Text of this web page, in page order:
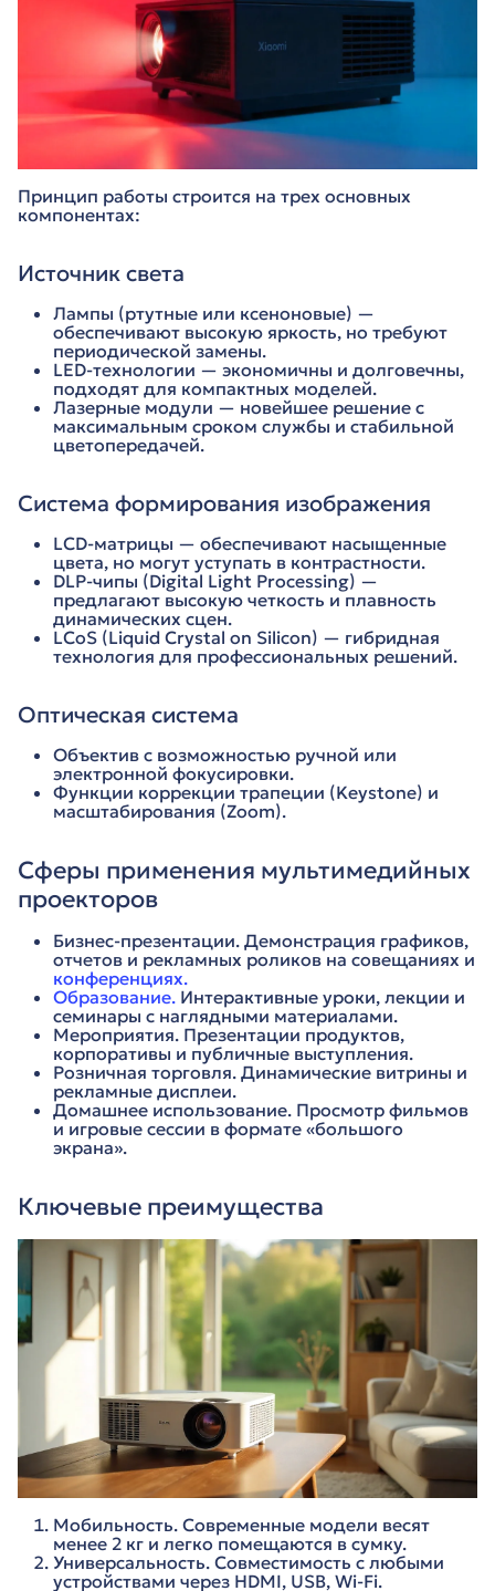
Принцип работы строится на трех основных
компонентах:
Источник света
Лампы (ртутные или ксеноновые) —
обеспечивают высокую яркость, но требуют
периодической замены.
LED-технологии — экономичны и долговечны,
подходят для компактных моделей.
Лазерные модули — новейшее решение с
максимальным сроком службы и стабильной
цветопередачей.
Система формирования изображения
LCD-матрицы — обеспечивают насыщенные
цвета, но могут уступать в контрастности.
DLP-чипы (Digital Light Processing) —
предлагают высокую четкость и плавность
динамических сцен.
LCoS (Liquid Crystal on Silicon) — гибридная
технология для профессиональных решений.
Оптическая система
Объектив с возможностью ручной или
электронной фокусировки.
Функции коррекции трапеции (Keystone) и
масштабирования (Zoom).
Сферы применения мультимедийных
проекторов
Бизнес-презентации. Демонстрация графиков,
отчетов и рекламных роликов на совещаниях и
конференциях.
Образование. Интерактивные уроки, лекции и
семинары с наглядными материалами.
Мероприятия. Презентации продуктов,
корпоративы и публичные выступления.
Розничная торговля. Динамические витрины и
рекламные дисплеи.
Домашнее использование. Просмотр фильмов
и игровые сессии в формате «большого
экрана».
Ключевые преимущества
Мобильность. Современные модели весят
менее 2 кг и легко помещаются в сумку.
Универсальность. Совместимость с любыми
устройствами через HDMI, USB, Wi-Fi.